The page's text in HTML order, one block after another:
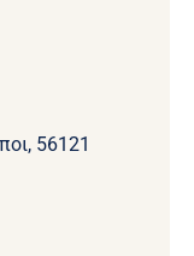
56121